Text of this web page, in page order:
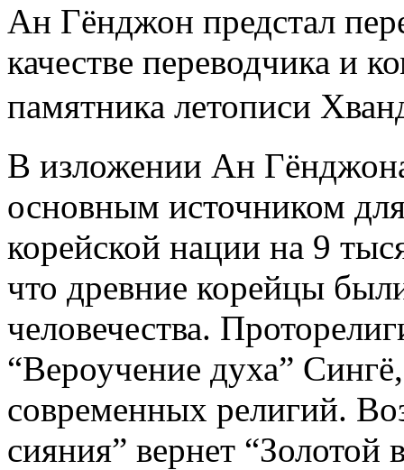
Ан Гёнджон предстал
качестве переводчика и
памятника летописи
В изложении Ан
основным источником
корейской нации на 9
что древние корейцы
человечества.
“Вероучение духа”
современных религий.
сияния” вернет “Золотой